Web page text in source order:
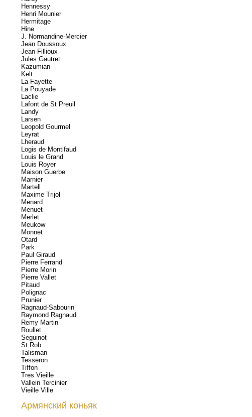
Hennessy
Henri Mounier
Hermitage
Hine
J. Normandine-Mercier
Jean Doussoux
Jean Fillioux
Jules Gautret
Kazumian
Kelt
La Fayette
La Pouyade
Laclie
Lafont de St Preuil
Landy
Larsen
Leopold Gourmel
Leyrat
Lheraud
Logis de Montifaud
Louis le Grand
Louis Royer
Maison Guerbe
Marnier
Martell
Maxime Trijol
Menard
Menuet
Merlet
Meukow
Monnet
Otard
Park
Paul Giraud
Pierre Ferrand
Pierre Morin
Pierre Vallet
Pitaud
Polignac
Prunier
Ragnaud-Sabourin
Raymond Ragnaud
Remy Martin
Roullet
Seguinot
St Rob
Talisman
Tesseron
Tiffon
Tres Vieille
Vallein Tercinier
Vieille Ville
Армянский коньяк